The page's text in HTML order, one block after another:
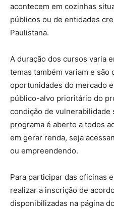
acontecem em cozinhas
públicos ou de entidades
Paulistana.
A duração dos cursos varia
temas também variam e são
oportunidades do mercado
público-alvo prioritário do
condição de vulnerabilidade
programa é aberto a todos
em gerar renda, seja
ou empreendendo.
Para participar das oficinas
realizar a inscrição de
disponibilizadas na página